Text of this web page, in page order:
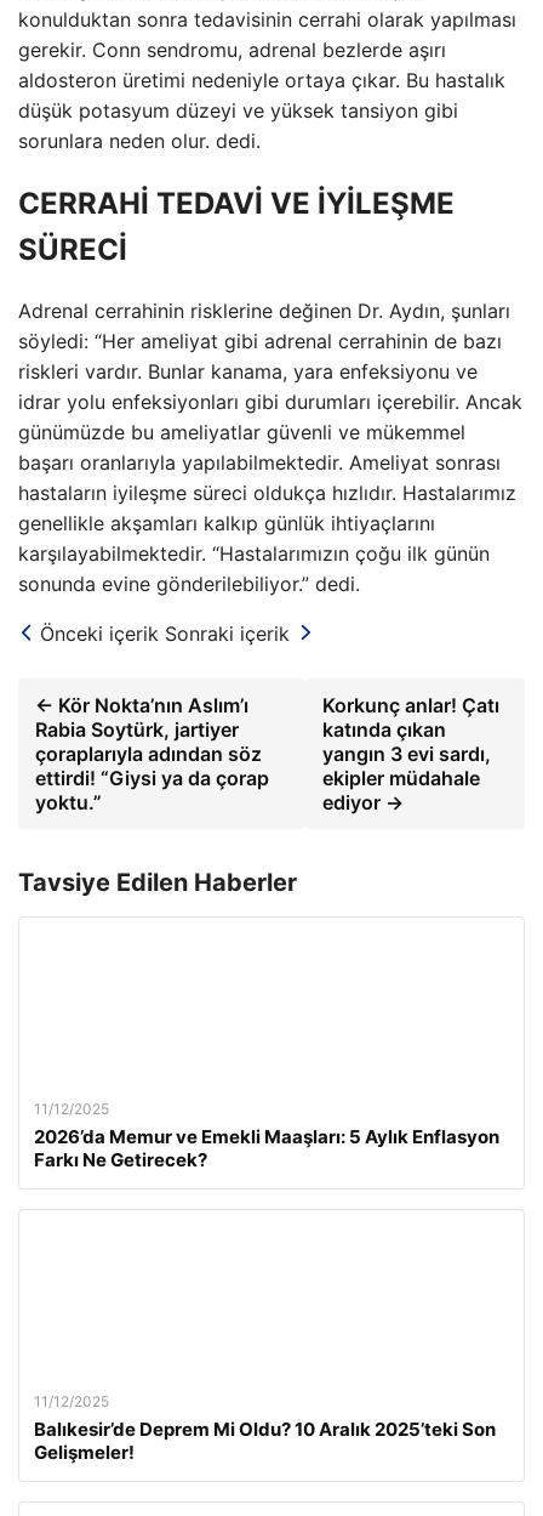
konulduktan sonra tedavisinin cerrahi olarak yapılması
gerekir. Conn sendromu, adrenal bezlerde aşırı
aldosteron üretimi nedeniyle ortaya çıkar. Bu hastalık
düşük potasyum düzeyi ve yüksek tansiyon gibi
sorunlara neden olur. dedi.
CERRAHİ TEDAVİ VE İYİLEŞME
SÜRECİ
Adrenal cerrahinin risklerine değinen Dr. Aydın, şunları
söyledi: “Her ameliyat gibi adrenal cerrahinin de bazı
riskleri vardır. Bunlar kanama, yara enfeksiyonu ve
idrar yolu enfeksiyonları gibi durumları içerebilir. Ancak
günümüzde bu ameliyatlar güvenli ve mükemmel
başarı oranlarıyla yapılabilmektedir. Ameliyat sonrası
hastaların iyileşme süreci oldukça hızlıdır. Hastalarımız
genellikle akşamları kalkıp günlük ihtiyaçlarını
karşılayabilmektedir. “Hastalarımızın çoğu ilk günün
sonunda evine gönderilebiliyor.” dedi.
Önceki içerik Sonraki içerik
← Kör Nokta’nın Aslım’ı
Rabia Soytürk, jartiyer
çoraplarıyla adından söz
ettirdi! “Giysi ya da çorap
yoktu.”
Korkunç anlar! Çatı
katında çıkan
yangın 3 evi sardı,
ekipler müdahale
ediyor →
Tavsiye Edilen Haberler
11/12/2025
2026’da Memur ve Emekli Maaşları: 5 Aylık Enflasyon
Farkı Ne Getirecek?
11/12/2025
Balıkesir’de Deprem Mi Oldu? 10 Aralık 2025’teki Son
Gelişmeler!